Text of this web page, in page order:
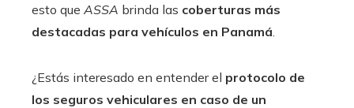
esto que ASSA brinda las coberturas más
destacadas para vehículos en Panamá
¿Estás interesado en entender el protocolo de
los seguros vehiculares en caso de un